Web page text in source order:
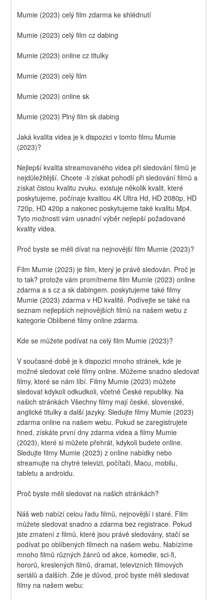
Mumie (2023) celý film zdarma ke shlédnutí
Mumie (2023) celý film cz dabing
Mumie (2023) online cz titulky
Mumie (2023) celý film
Mumie (2023) online sk
Mumie (2023) Plný film sk dabing
Jaká kvalita videa je k dispozici v tomto filmu Mumie
(2023)?
Nejlepší kvalita streamovaného videa při sledování filmů je
nejdůležitější. Chcete -li získat pohodlí při sledování filmů a
získat čistou kvalitu zvuku. existuje několik kvalit, které
poskytujeme, počínaje kvalitou 4K Ultra Hd, HD 2080p, HD
720p, HD 420p a nakonec poskytujeme také kvalitu Mp4.
Tyto možnosti vám usnadní výběr nejlepší požadované
kvality videa.
Proč byste se měli dívat na nejnovější film Mumie (2023)?
Film Mumie (2023) je film, který je právě sledován. Proč je
to tak? protože vám promítneme film Mumie (2023) online
zdarma a s cz a sk dabingem. poskytujeme také filmy
Mumie (2023) zdarma v HD kvalitě. Podívejte se také na
seznam nejlepších nejnovějších filmů na našem webu z
kategorie Oblíbené filmy online zdarma.
Kde se můžete podívat na celý film Mumie (2023)?
V současné době je k dispozici mnoho stránek, kde je
možné sledovat celé filmy online. Můžeme snadno sledovat
filmy, které se nám líbí. Filmy Mumie (2023) můžete
sledovat kdykoli odkudkoli, včetně České republiky. Na
našich stránkách Všechny filmy mají české, slovenské,
anglické titulky a další jazyky. Sledujte filmy Mumie (2023)
zdarma online na našem webu. Pokud se zaregistrujete
hned, získáte první dny zdarma videa a filmy Mumie
(2023), které si můžete přehrát, kdykoli budete online.
Sledujte filmy Mumie (2023) z online nabídky nebo
streamujte na chytré televizi, počítači, Macu, mobilu,
tabletu a androidu.
Proč byste měli sledovat na našich stránkách?
Náš web nabízí celou řadu filmů, nejnovější i staré. Film
můžete sledovat snadno a zdarma bez registrace. Pokud
jste zmatení z filmů, které jsou právě sledovány, stačí se
podívat po oblíbených filmech na našem webu. Nabízíme
mnoho filmů různých žánrů od akce, komedie, sci-fi,
hororů, kreslených filmů, dramat, televizních filmových
seriálů a dalších. Zde je důvod, proč byste měli sledovat
filmy na našem webu: